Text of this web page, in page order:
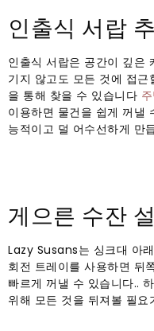
인출식 서랍
인출식 서랍은 공간이 깊은
기지 않고도 모든 것에 접근
을 통해 찾을 수 있습니다
이용하면 물건을 쉽게 꺼낼
능적이고 덜 어수선하게 만
게으른 수잔
Lazy Susans는 싱크대 아
회전 트레이를 사용하면 뒤
빠르게 꺼낼 수 있습니다..
위해 모든 것을 뒤져볼 필